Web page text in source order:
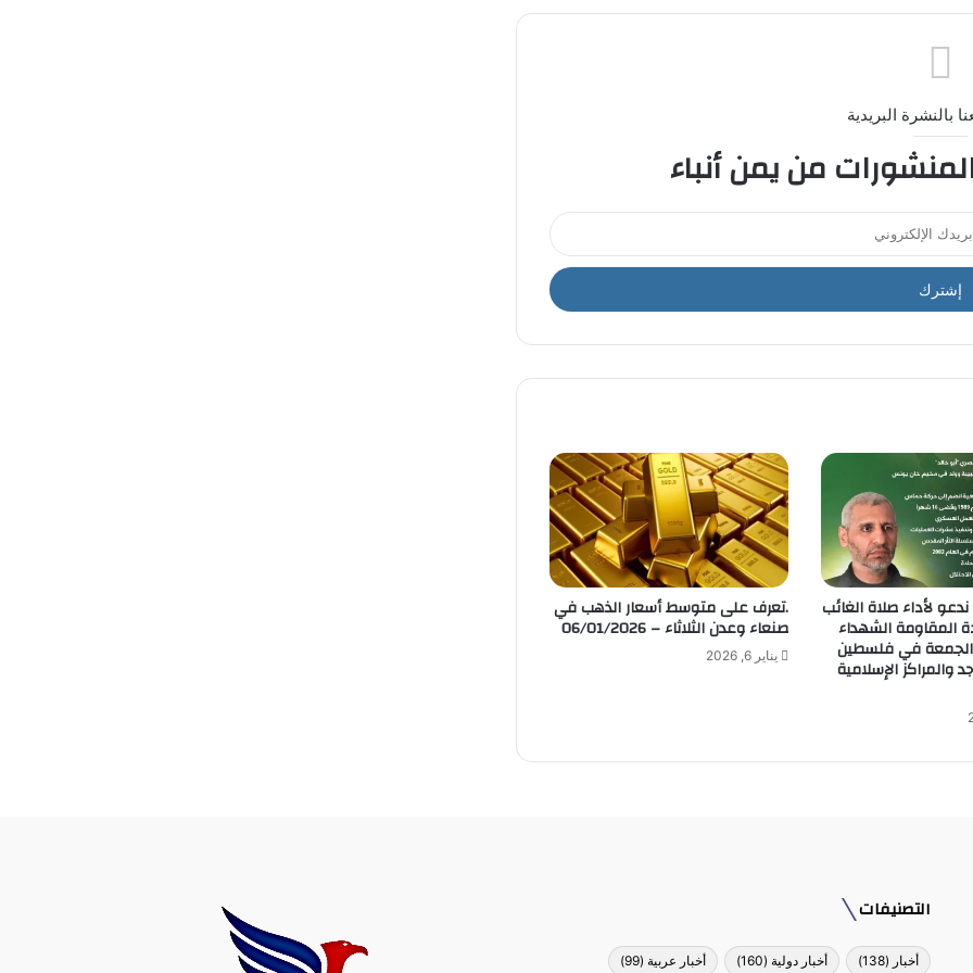
بالنشرة البريدية
من يمن أنباء
لأداء صلاة الغائب
المقاومة الشهداء
الجمعة في فلسطين
والمراكز الإسلامية
.تعرف على متوسط أسعار الذهب في
صنعاء وعدن الثلاثاء – 06/01/2026
يناير 6, 2026
التصنيفات
أخبار (138) أخبار دولية(160) أخبار عربية(99)